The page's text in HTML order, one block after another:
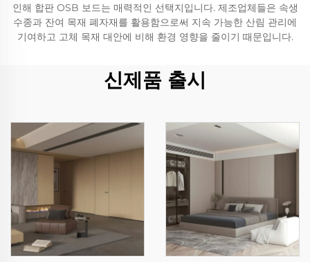
인해 합판 OSB 보드는 매력적인 선택지입니다. 제조업체들은 속생
수종과 잔여 목재 폐자재를 활용함으로써 지속 가능한 산림 관리에
기여하고 고체 목재 대안에 비해 환경 영향을 줄이기 때문입니다.
신제품 출시